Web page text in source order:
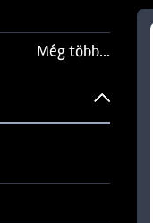
Még több...